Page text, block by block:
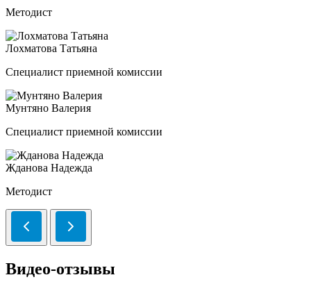
Методист
Лохматова Татьяна
Специалист приемной комиссии
Мунтяно Валерия
Специалист приемной комиссии
Жданова Надежда
Методист
Видео-отзывы